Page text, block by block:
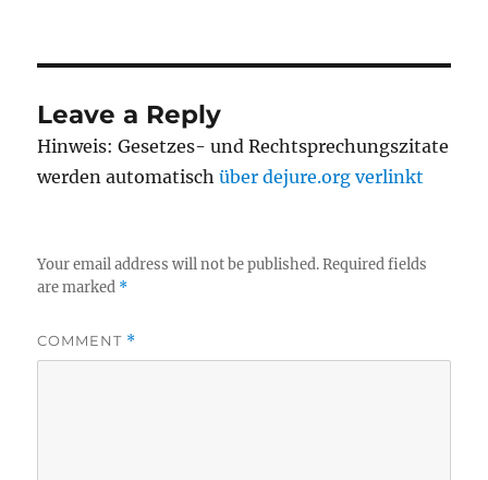
Leave a Reply
Hinweis: Gesetzes- und Rechtsprechungszitate
werden automatischüber dejure.org verlinkt
Your email address will not be published. Required fields
are marked *
COMMENT *